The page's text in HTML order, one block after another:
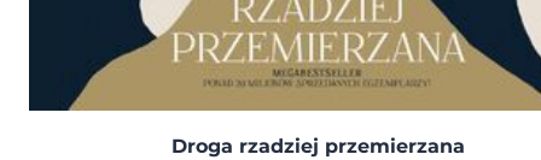
Droga rzadziej przemierzana